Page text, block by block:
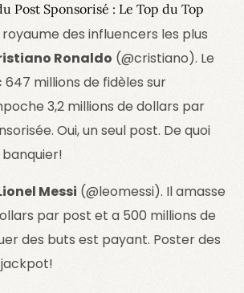
Post Sponsorisé : Le Top du Top
des influencers les plus
Ronaldo (@cristiano). Le
millions de fidèles sur
3,2 millions de dollars par
Oui, un seul post. De quoi
Messi (@leomessi). Il amasse
par post et a 500 millions de
des buts est payant. Poster des